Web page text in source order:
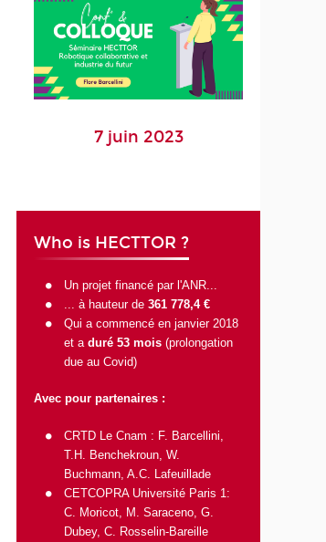
7 juin 2023
Who is HECTTOR ?
Un projet financé par l'ANR...
... à hauteur de 361 778,4 €
Qui a commencé en janvier 2018
et a duré 53 mois (prolongation
due au Covid)
Avec pour partenaires :
CRTD Le Cnam : F. Barcellini,
T.H. Benchekroun, W.
Buchmann, A.C. Lafeuillade
CETCOPRA Université Paris 1 :
C. Moricot, M. Saraceno, G.
Dubey, C. Rosselin-Bareille